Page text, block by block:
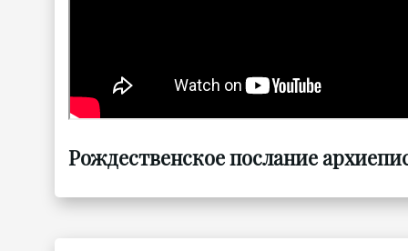
Рождественское послание